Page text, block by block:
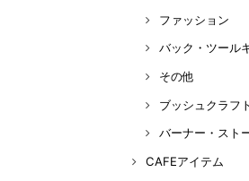
ファッション
バック・ツール
その他
ブッシュクラフト
バーナー・スト
CAFEアイテム